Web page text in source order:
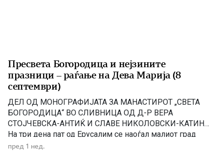
Пресвета Богородица и нејзините
празници – раѓање на Дева Марија (8
септември)
ДЕЛ ОД МОНОГРАФИЈАТА ЗА МАНАСТИРОТ „СВЕТА
БОГОРОДИЦА“ ВО СЛИВНИЦА ОД Д-Р ВЕРА
СТОЈЧЕВСКА-АНТИЌ И СЛАВЕ НИКОЛОВСКИ-КАТИН
На три дена пат од Ерусалим се наоѓал малиот град
Назарет. Таму живееле праведните Јоаким и Ана,
пред 1 нед.